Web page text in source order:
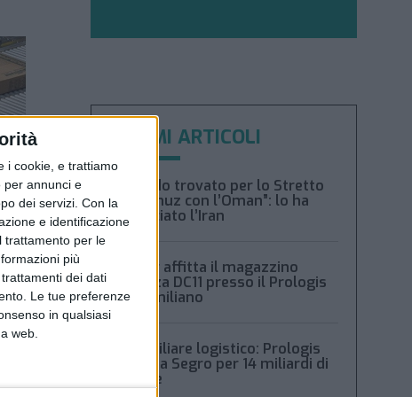
i cookie, e trattiamo
per annunci e
dei servizi. Con la
e identificazione
trattamento per le
più
dei dati
Le tue preferenze
in qualsiasi
web.
ULTIMI ARTICOLI
“Accordo trovato per lo Stretto
di Hormuz con l’Oman”: lo ha
annunciato l’Iran
Condor affitta il magazzino
Piacenza DC11 presso il Prologis
Park emiliano
Immobiliare logistico: Prologis
acquista Segro per 14 miliardi di
sterline